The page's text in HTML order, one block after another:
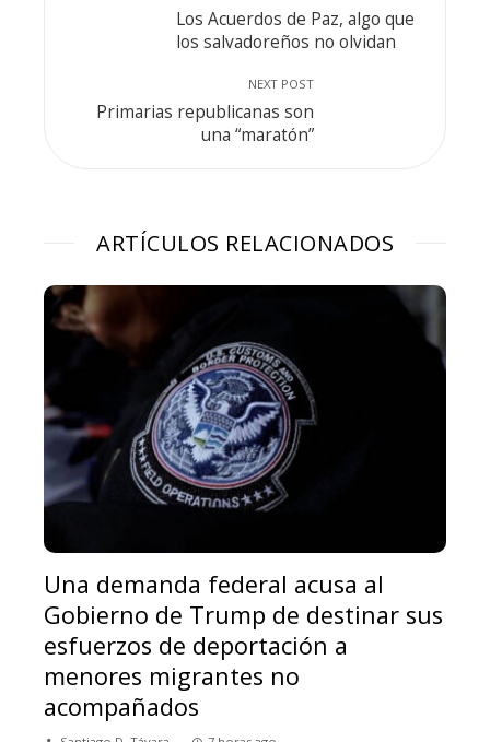
Los Acuerdos de Paz, algo que
los salvadoreños no olvidan
NEXT POST
Primarias republicanas son
una “maratón”
ARTÍCULOS RELACIONADOS
Una demanda federal acusa al
Gobierno de Trump de destinar sus
esfuerzos de deportación a
menores migrantes no
acompañados